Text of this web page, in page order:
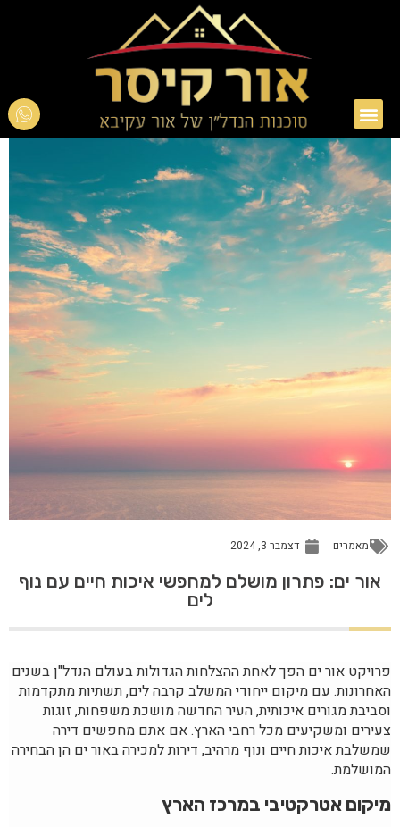
מאמרים דצמבר 3, 2024
אור ים: פתרון מושלם למחפשי איכות חיים עם נוף
לים
פרויקט אור ים הפך לאחת ההצלחות הגדולות בעולם הנדל"ן בשנים
האחרונות. עם מיקום ייחודי המשלב קרבה לים, תשתיות מתקדמות
וסביבת מגורים איכותית, העיר החדשה מושכת משפחות, זוגות
צעירים ומשקיעים מכל רחבי הארץ. אם אתם מחפשים דירה
שמשלבת איכות חיים ונוף מרהיב, דירות למכירה באור ים הן הבחירה
המושלמת.
מיקום אטרקטיבי במרכז הארץ